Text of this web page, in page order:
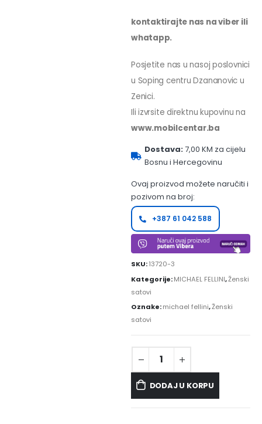
kontaktirajte nas na viber ili
whatapp.
Posjetite nas u nasoj poslovnici
u Soping centru Dzananovic u
Zenici.
Ili izvrsite direktnu kupovinu na
www.mobilcentar.ba
Dostava:7,00 KM za cijelu
Bosnu i Hercegovinu
Ovaj proizvod možete naručiti i
pozivom na broj:
+387 61 042 588
SKU:13720-3
Kategorije:MICHAEL FELLINI,Ženski
satovi
Oznake:michael fellini,Ženski
satovi
DODAJ U KORPU